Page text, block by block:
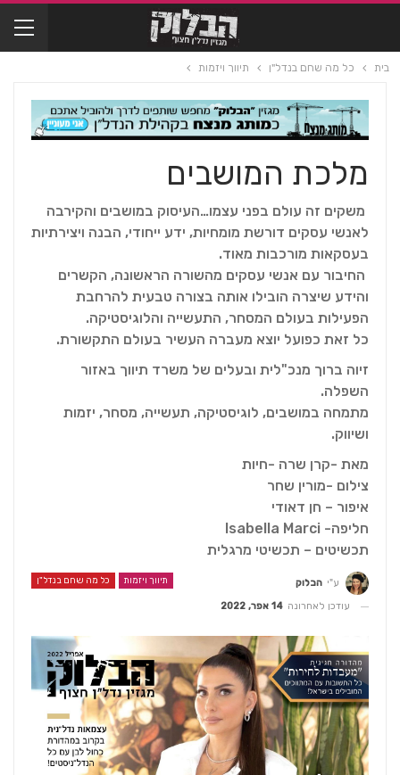
בית כל מה שחם בנדל"ן תיווך ויזמות
מלכת המושבים
משקים זה עולם בפני עצמו…העיסוק במושבים והקירבה
לאנשי עסקים דורשת מומחיות, ידע ייחודי, הבנה ויצירתיות
בעסקאות מורכבות מאוד.
החיבור עם אנשי עסקים מהשורה הראשונה, הקשרים
והידע שיצרה הובילו אותה בצורה טבעית להרחבת
הפעילות בעולם המסחר, התעשייה והלוגיסטיקה.
כל זאת כפועל יוצא מעברה העשיר בעולם התקשורת.
זיוה ברוך מנכ"לית ובעלים של משרד תיווך באזור
השפלה.
מתמחה במושבים, לוגיסטיקה, תעשייה, מסחר, יזמות
ושיווק.
מאת -קרן שרה -חיות
צילום -מורין שחר
איפור – חן דאודי
חליפה- Isabella Marci
תכשיטים – תכשיטי מרגלית
תיווך ויזמות כל מה שחם בנדל"ן ע"י הבלוק
עודכן לאחרונה 14 אפר, 2022